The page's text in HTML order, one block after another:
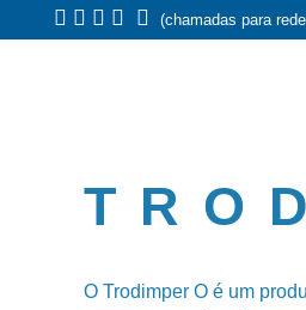
(chamadas para
O Trodimper O é um